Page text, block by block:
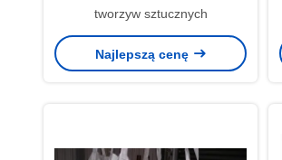
tworzyw sztucznych
Najlepszą cenę